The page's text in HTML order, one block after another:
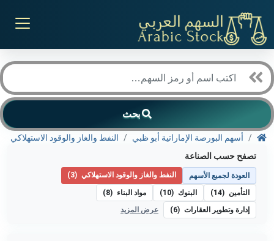
بحث
أسهم البورصة الإماراتية أبو ظبي
النفط والغاز والوقود الاستهلاكي
تصفح حسب الصناعة
العودة لجميع الأسهم النفط والغاز والوقود الاستهلاكي (3)
التأمين (14) البنوك (10) مواد البناء (8)
إدارة وتطوير العقارات (6) عرض المزيد